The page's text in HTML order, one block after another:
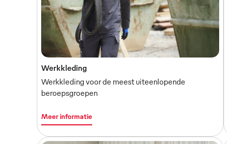
Werkkleding
Werkkleding voor de meest uiteenlopende
beroepsgroepen
Meer informatie